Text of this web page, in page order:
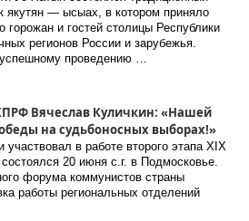
якутян — ысыах, в котором приняло
горожан и гостей столицы Республики
регионов России и зарубежья.
успешному проведению …
Вячеслав Куличкин: «Нашей
на судьбоносных выборах!»
участвовал в работе второго этапа XIX
20 июня с.г. в Подмосковье.
форума коммунистов страны
работы региональных отделений